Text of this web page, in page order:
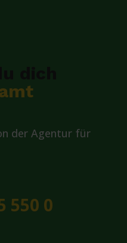
der Agentur für
550 0